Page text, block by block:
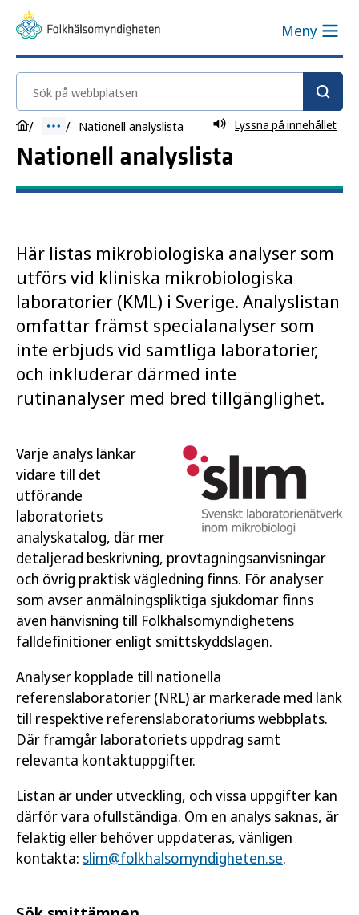
Meny
Sök på webbplatsen
Nationell analyslista Lyssna på innehållet
Nationell analyslista
Här listas mikrobiologiska analyser som
utförs vid kliniska mikrobiologiska
laboratorier (KML) i Sverige. Analyslistan
omfattar främst specialanalyser som
inte erbjuds vid samtliga laboratorier,
och inkluderar därmed inte
rutinanalyser med bred tillgänglighet.
Varje analys länkar
vidare till det
utförande
laboratoriets
analyskatalog, där mer
detaljerad beskrivning, provtagningsanvisningar
och övrig praktisk vägledning finns. För analyser
som avser anmälningspliktiga sjukdomar finns
även hänvisning till Folkhälsomyndighetens
falldefinitioner enligt smittskyddslagen.
Analyser kopplade till nationella
referenslaboratorier (NRL) är markerade med länk
till respektive referenslaboratoriums webbplats.
Där framgår laboratoriets uppdrag samt
relevanta kontaktuppgifter.
Listan är under utveckling, och vissa uppgifter kan
därför vara ofullständiga. Om en analys saknas, är
felaktig eller behöver uppdateras, vänligen
kontakta: slim@folkhalsomyndigheten.se.